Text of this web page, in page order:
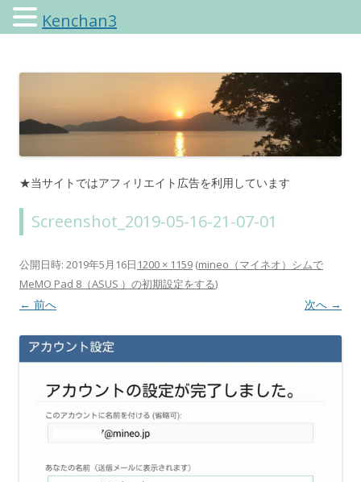
けんちゃんさんのブログ
★当サイトではアフィリエイト広告を利用しています
Screenshot_2019-05-16-21-07-01
公開日時: 2019年5月16日 1200 × 1159 (mineo（マイネオ）シムで
MeMO Pad 8（ASUS ）の初期設定をする)
← 前へ 次へ →
Kenchan3